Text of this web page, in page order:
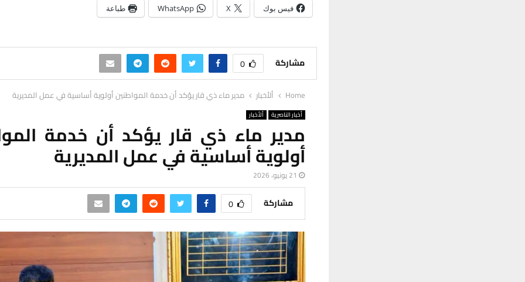
فيس بوك X
WhatsApp طباعة
مشاركة 0
Home ألأخبار مدير ماء ذي قار يؤكد أن خدمة المواطنين أولوية أساسية في عمل المديرية
أخبار الناصرية ألأخبار
مدير ماء ذي قار يؤكد أن خدمة
أولوية أساسية في عمل المديرية
21 يونيو، 2026
مشاركة 0